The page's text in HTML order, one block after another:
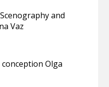
and
Vaz
Olga